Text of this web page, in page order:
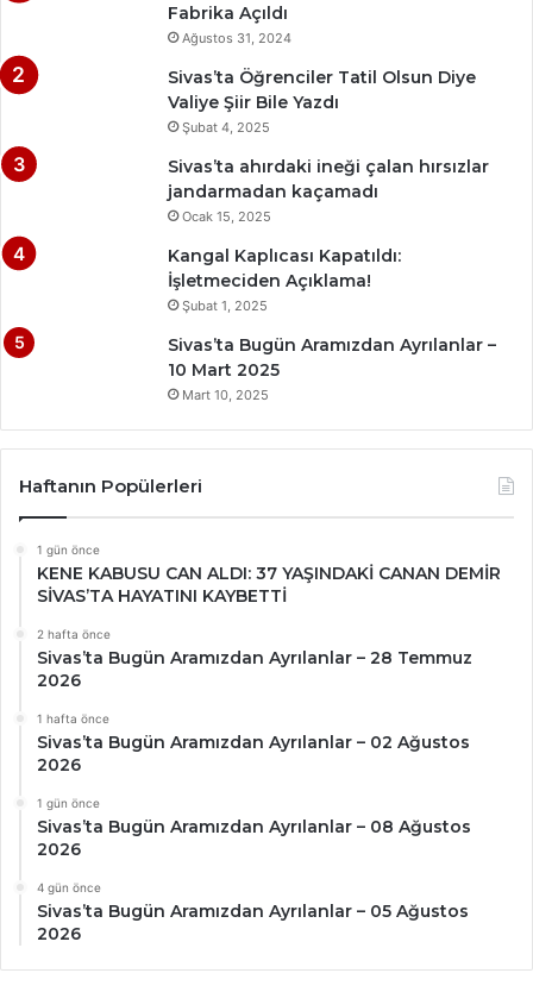
Fabrika Açıldı
Ağustos 31, 2024
Sivas’ta Öğrenciler Tatil Olsun Diye
Valiye Şiir Bile Yazdı
Şubat 4, 2025
Sivas’ta ahırdaki ineği çalan hırsızlar
jandarmadan kaçamadı
Ocak 15, 2025
Kangal Kaplıcası Kapatıldı:
İşletmeciden Açıklama!
Şubat 1, 2025
Sivas’ta Bugün Aramızdan Ayrılanlar –
10 Mart 2025
Mart 10, 2025
Haftanın Popülerleri
1 gün önce
KENE KABUSU CAN ALDI: 37 YAŞINDAKİ CANAN DEMİR
SİVAS’TA HAYATINI KAYBETTİ
2 hafta önce
Sivas’ta Bugün Aramızdan Ayrılanlar – 28 Temmuz
2026
1 hafta önce
Sivas’ta Bugün Aramızdan Ayrılanlar – 02 Ağustos
2026
1 gün önce
Sivas’ta Bugün Aramızdan Ayrılanlar – 08 Ağustos
2026
4 gün önce
Sivas’ta Bugün Aramızdan Ayrılanlar – 05 Ağustos
2026